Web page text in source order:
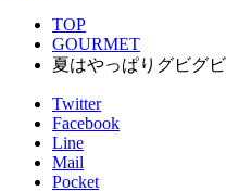
TOP
GOURMET
夏はやっぱりグビグ
Twitter
Facebook
Line
Mail
Pocket